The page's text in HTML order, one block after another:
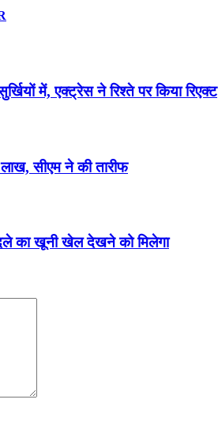
में, एक्ट्रेस ने रिश्ते पर किया रिएक्ट
सीएम ने की तारीफ
का खूनी खेल देखने को मिलेगा